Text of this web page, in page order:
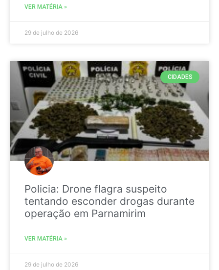
VER MATÉRIA »
29 de julho de 2026
CIDADES
Policia: Drone flagra suspeito
tentando esconder drogas durante
operação em Parnamirim
VER MATÉRIA »
29 de julho de 2026